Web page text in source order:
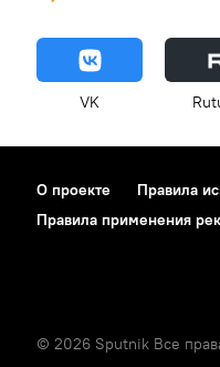
VK
О проекте Правила
Правила применения
© 2026 Sputnik Все